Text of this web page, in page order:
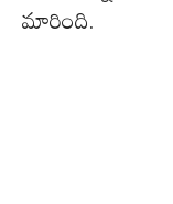
మారింది.